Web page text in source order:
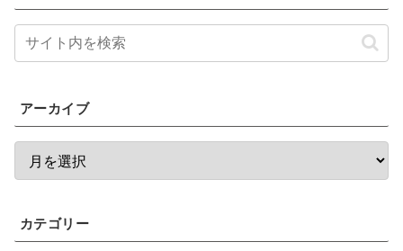
アーカイブ
カテゴリー